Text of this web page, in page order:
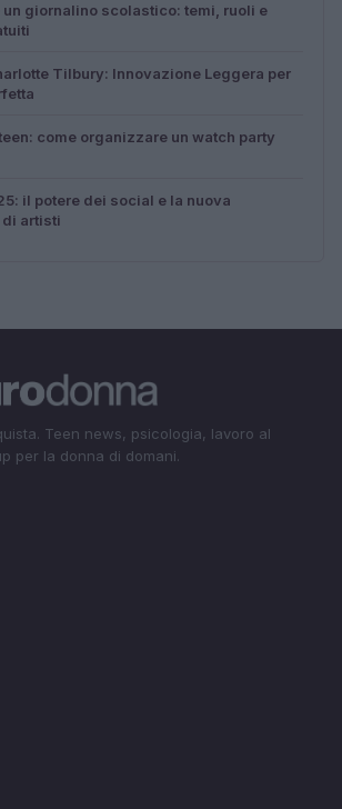
un giornalino scolastico: temi, ruoli e
Tilbury: Innovazione Leggera per
come organizzare un watch party
il potere dei social e la nuova
artisti
Teen news, psicologia, lavoro al
per la donna di domani.